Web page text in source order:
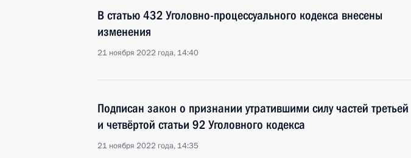
В статью 432 Уголовно-процессуального кодекса внесены
изменения
21 ноября 2022 года, 14:40
Подписан закон о признании утратившими силу частей третьей
и четвёртой статьи 92 Уголовного кодекса
21 ноября 2022 года, 14:35